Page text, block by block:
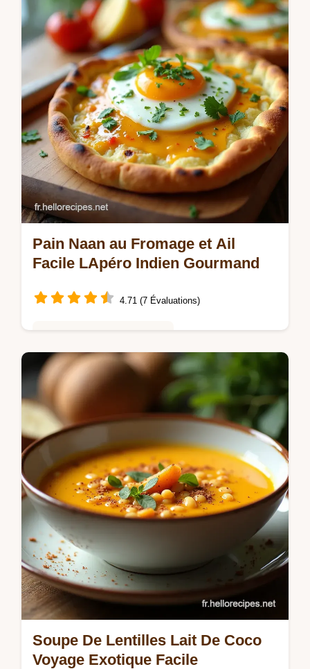
inspirée des traditions marocaines va vous
transporter Découvrez le secret dun plat…
Pain Naan au Fromage et Ail
Facile LApéro Indien Gourmand
4.71 (7 Évaluations)
Envie dun Pain Naan au Fromage et Ail
maison Cette recette facile et rapide est
parfaite pour un apéro gourmand Voyage en
Inde sans quitter sa cuisine
Soupe De Lentilles Lait De Coco
Voyage Exotique Facile